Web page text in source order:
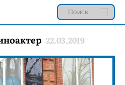
22.03.2019